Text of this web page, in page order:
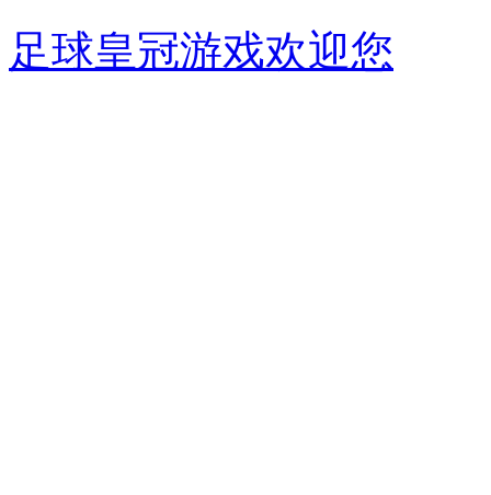
足球皇冠游戏欢迎您